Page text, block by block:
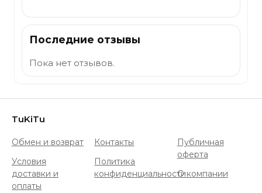
Последние отзывы
Пока нет отзывов.
TuKiTu
Обмен и возврат
Условия
доставки и
оплаты
Контакты
Политика
конфиденциальности
Публичная
оферта
О компании